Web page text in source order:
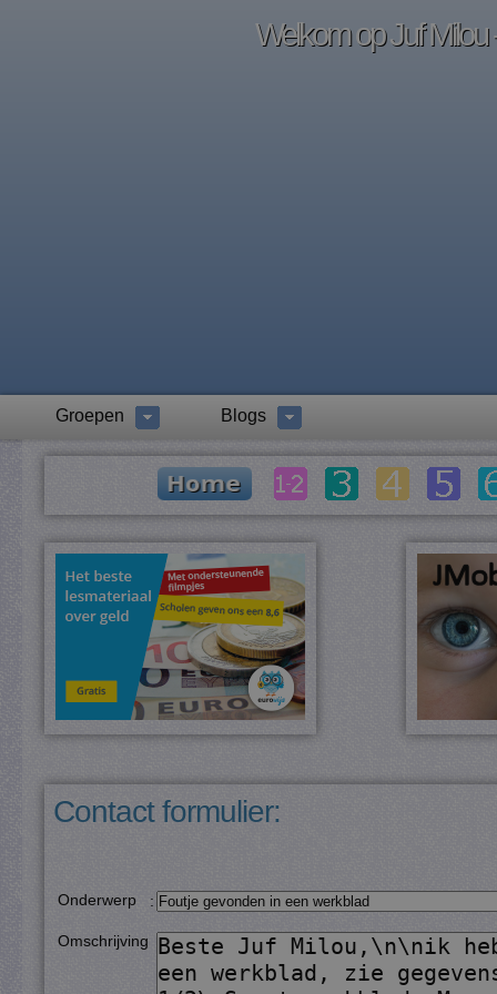
Welkom op Juf Milou
Groepen Blogs
Contact formulier:
Onderwerp :
Omschrijving